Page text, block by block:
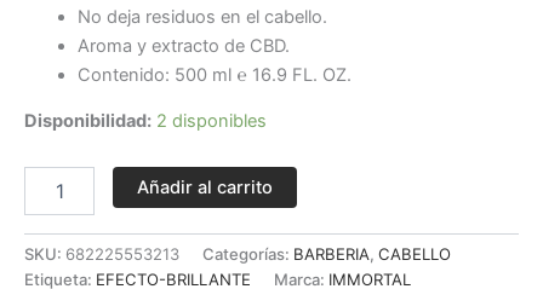
No deja residuos en el cabello.
Aroma y extracto de CBD.
Contenido: 500 ml ℮ 16.9 FL. OZ.
Disponibilidad: 2 disponibles
Añadir al carrito
SKU: 682225553213 Categorías: BARBERIA, CABELLO
Etiqueta: EFECTO-BRILLANTE Marca: IMMORTAL